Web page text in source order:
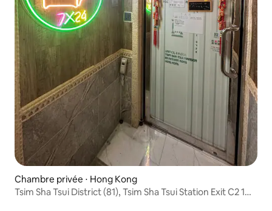
Chambre privée ⋅ Hong Kong
Tsim Sha Tsui District (81), Tsim Sha Tsui Station Exit C2 1